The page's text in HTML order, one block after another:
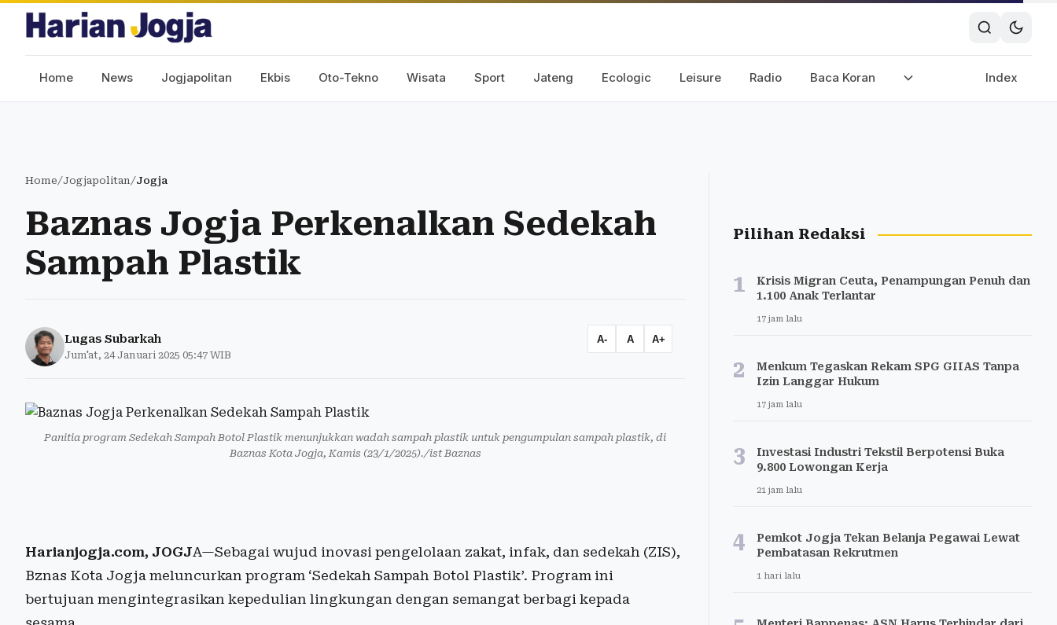
Home News Jogjapolitan Ekbis Oto-Tekno Wisata Sport Jateng Ecologic Leisure Radio Baca Koran Index
Home/Jogjapolitan/Jogja
Baznas Jogja Perkenalkan Sedekah
Sampah Plastik
Lugas Subarkah
Jum'at, 24 Januari 2025 05:47 WIB
A- A A+
Panitia program Sedekah Sampah Botol Plastik menunjukkan wadah sampah plastik untuk pengumpulan sampah plastik, di
Baznas Kota Jogja, Kamis (23/1/2025)./ist Baznas
Harianjogja.com, JOGJA—Sebagai wujud inovasi pengelolaan zakat, infak, dan sedekah (ZIS),
Bznas Kota Jogja meluncurkan program ‘Sedekah Sampah Botol Plastik’. Program ini
bertujuan mengintegrasikan kepedulian lingkungan dengan semangat berbagi kepada
Pilihan Redaksi
1
Krisis Migran Ceuta, Penampungan Penuh dan
1.100 Anak Terlantar
17 jam lalu
2
Menkum Tegaskan Rekam SPG GIIAS Tanpa
Izin Langgar Hukum
17 jam lalu
3
Investasi Industri Tekstil Berpotensi Buka
9.800 Lowongan Kerja
21 jam lalu
4
Pemkot Jogja Tekan Belanja Pegawai Lewat
Pembatasan Rekrutmen
1 hari lalu